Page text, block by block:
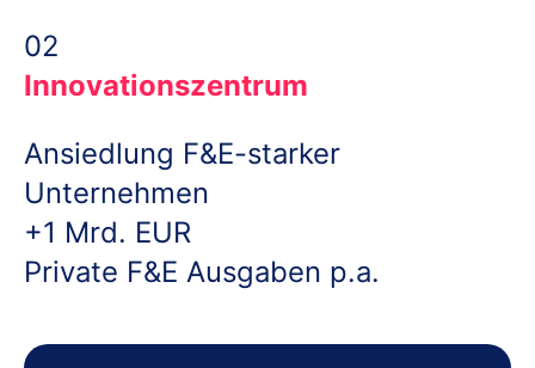
02
Innovationszentrum
Ansiedlung F&E-starker
Unternehmen
+1 Mrd. EUR
Private F&E Ausgaben p.a.